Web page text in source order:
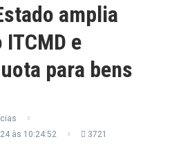
amplia
e
para bens
às 10:24:52
3721